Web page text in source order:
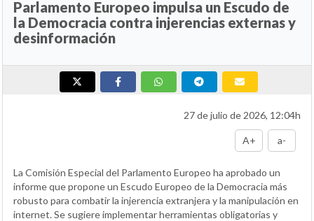
Parlamento Europeo impulsa un Escudo de
la Democracia contra injerencias externas y
desinformación
27 de julio de 2026, 12:04h
A+ a-
La Comisión Especial del Parlamento Europeo ha aprobado un
informe que propone un Escudo Europeo de la Democracia más
robusto para combatir la injerencia extranjera y la manipulación en
internet. Se sugiere implementar herramientas obligatorias y